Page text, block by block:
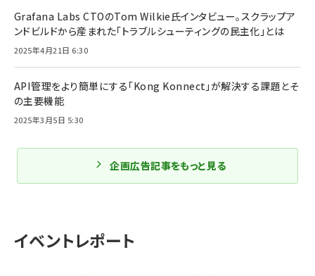
イベントレポート
Grafana Labs CTOのTom Wilkie氏インタビュー。スクラップア
ンドビルドから産まれた「トラブルシューティングの民主化」とは
2025年4月21日 6:30
API管理をより簡単にする「Kong Konnect」が解決する課題とそ
の主要機能
2025年3月5日 5:30
企画広告記事をもっと見る